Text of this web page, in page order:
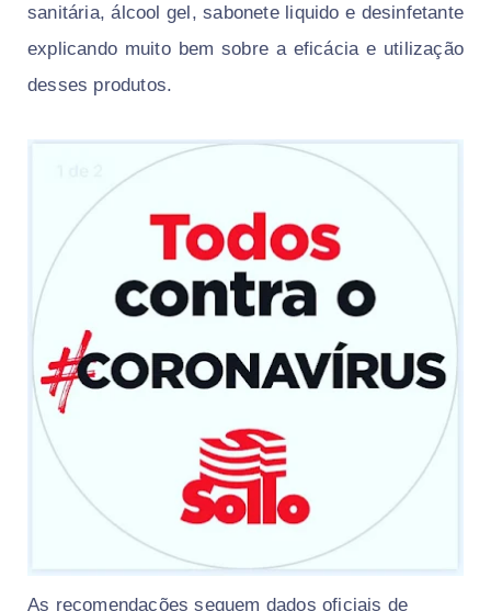
sanitária, álcool gel, sabonete liquido e desinfetante
explicando muito bem sobre a eficácia e utilização
desses produtos.
As recomendações seguem dados oficiais de